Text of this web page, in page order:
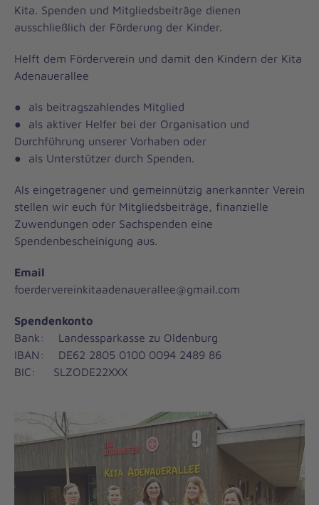
Kita. Spenden und Mitgliedsbeiträge dienen
ausschließlich der Förderung der Kinder.
Helft dem Förderverein und damit den Kindern der Kita
Adenauerallee
● als beitragszahlendes Mitglied
● als aktiver Helfer bei der Organisation und
Durchführung unserer Vorhaben oder
● als Unterstützer durch Spenden.
Als eingetragener und gemeinnützig anerkannter Verein
stellen wir euch für Mitgliedsbeiträge, finanzielle
Zuwendungen oder Sachspenden eine
Spendenbescheinigung aus.
Email
foerdervereinkitaadenauerallee@gmail.com
Spendenkonto
Bank: Landessparkasse zu Oldenburg
IBAN: DE62 2805 0100 0094 2489 86
BIC: SLZODE22XXX